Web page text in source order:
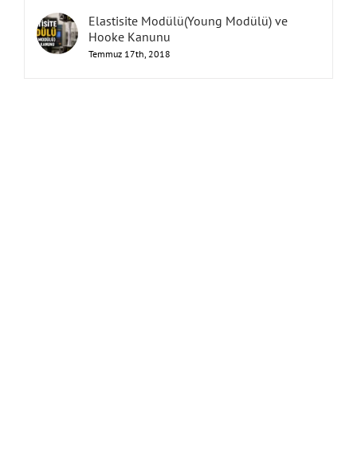
Elastisite Modülü(Young Modülü) ve
Hooke Kanunu
Temmuz 17th, 2018